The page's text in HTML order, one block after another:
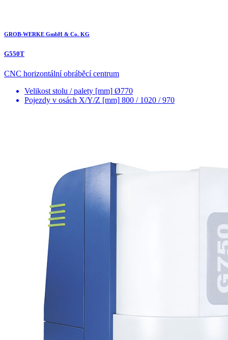
GROB-WERKE GmbH & Co. KG
G550T
CNC horizontální obráběcí centrum
Velikost stolu / palety [mm] Ø770
Pojezdy v osách X/Y/Z [mm] 800 / 1020 / 970